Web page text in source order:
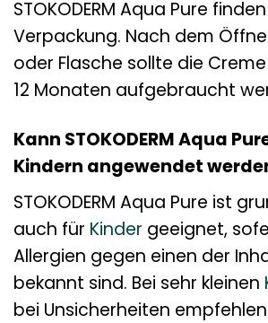
STOKODERM Aqua Pure
Verpackung. Nach dem
oder Flasche sollte die
12 Monaten aufgebraucht
Kann STOKODERM Aqua
Kindern angewendet
STOKODERM Aqua Pure ist
auch für Kinder geeignet,
Allergien gegen einen der
bekannt sind. Bei sehr kleinen
bei Unsicherheiten